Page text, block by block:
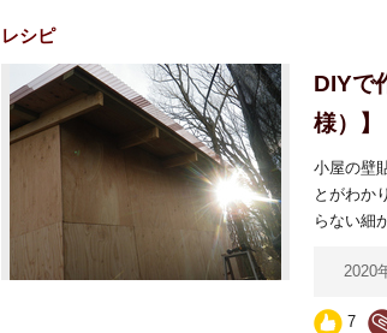
レシピ
DIYで
様）】
小屋の壁
とがわか
らない細
2020
7